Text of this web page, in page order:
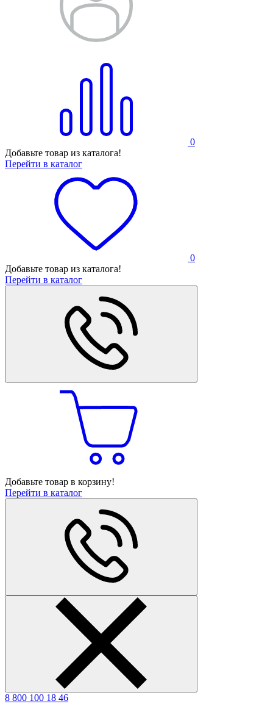
0
Добавьте товар из каталога!
Перейти в каталог
0
Добавьте товар из каталога!
Перейти в каталог
Добавьте товар в корзину!
Перейти в каталог
8 800 100 18 46